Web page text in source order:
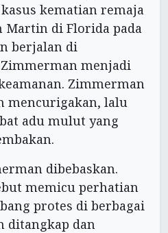
kematian remaja
di Florida pada
berjalan di
menjadi
Zimmerman
mencurigakan, lalu
adu mulut yang
dibebaskan.
memicu perhatian
protes di berbagai
ditangkap dan